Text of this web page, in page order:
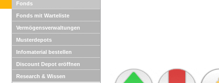
Fonds
Fonds mit Warteliste
Vermögensverwaltungen
Musterdepots
Infomaterial bestellen
Discount Depot eröffnen
Research & Wissen